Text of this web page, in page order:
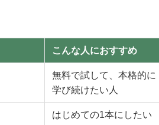
こんな人におすすめ
無料で試して、本格的に
学び続けたい人
はじめての1本にしたい